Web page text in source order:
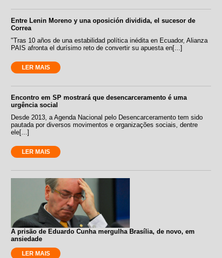
Entre Lenin Moreno y una oposición dividida, el sucesor de
Correa
"Tras 10 años de una estabilidad política inédita en Ecuador, Alianza
PAIS afronta el durísimo reto de convertir su apuesta en[...]
LER MAIS
Encontro em SP mostrará que desencarceramento é uma
urgência social
Desde 2013, a Agenda Nacional pelo Desencarceramento tem sido
pautada por diversos movimentos e organizações sociais, dentre
ele[...]
LER MAIS
A prisão de Eduardo Cunha mergulha Brasília, de novo, em
ansiedade
LER MAIS